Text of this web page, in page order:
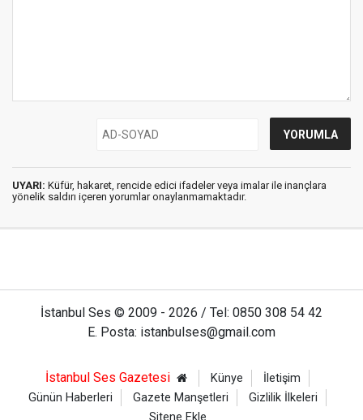
UYARI: Küfür, hakaret, rencide edici ifadeler veya imalar ile inançlara
yönelik saldırı içeren yorumlar onaylanmamaktadır.
İstanbul Ses © 2009 - 2026 / Tel: 0850 308 54 42
E. Posta: istanbulses@gmail.com
İstanbul Ses Gazetesi Künye
İletişim
Günün Haberleri
Gazete Manşetleri
Gizlilik İlkeleri